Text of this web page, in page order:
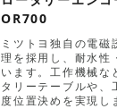
OR700
ミツトヨ独自の電磁
理を採用し、耐水性
います。工作機械な
タリーテーブルや、
度位置決めを実現し